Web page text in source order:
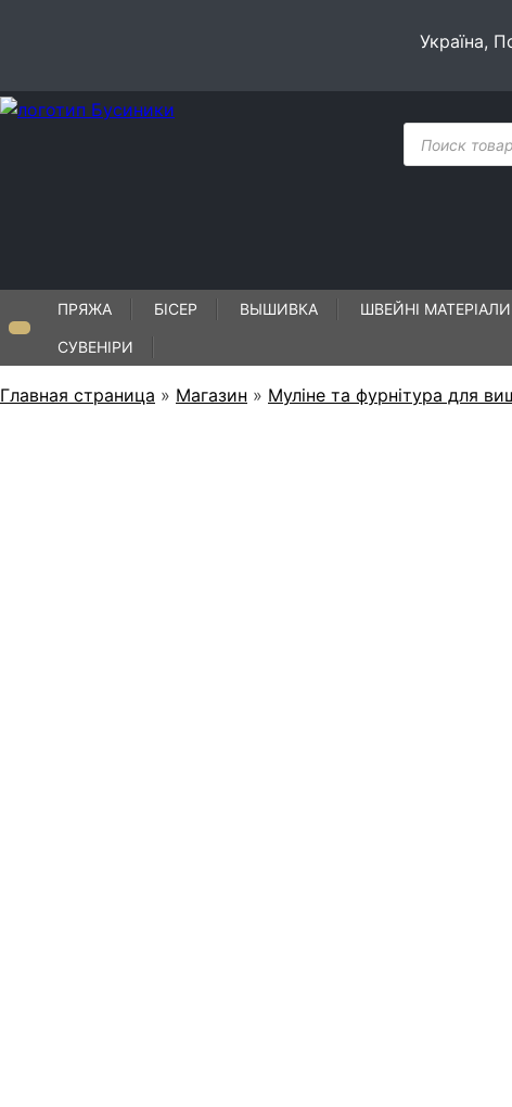
Україна,
Пошук
товарів
ПРЯЖА БІСЕР ВЫШИВКА ШВЕЙНІ МАТЕРІАЛИ
СУВЕНІРИ
Главная страница » Магазин » Муліне та фурнітура для